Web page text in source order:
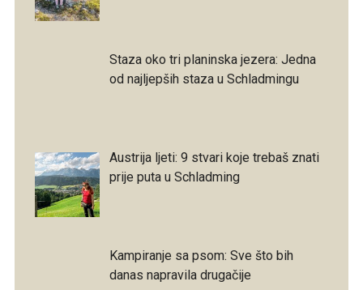
Staza oko tri planinska jezera: Jedna
od najljepših staza u Schladmingu
Austrija ljeti: 9 stvari koje trebaš znati
prije puta u Schladming
Kampiranje sa psom: Sve što bih
danas napravila drugačije